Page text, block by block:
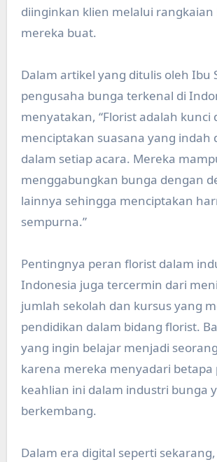
diinginkan klien melalui rangkaian
mereka buat.
Dalam artikel yang ditulis oleh Ibu
pengusaha bunga terkenal di
menyatakan, “Florist adalah kunci
menciptakan suasana yang indah
dalam setiap acara. Mereka
menggabungkan bunga dengan
lainnya sehingga menciptakan
sempurna.”
Pentingnya peran florist dalam
Indonesia juga tercermin dari
jumlah sekolah dan kursus yang
pendidikan dalam bidang florist.
yang ingin belajar menjadi
karena mereka menyadari betapa
keahlian ini dalam industri bunga
berkembang.
Dalam era digital seperti